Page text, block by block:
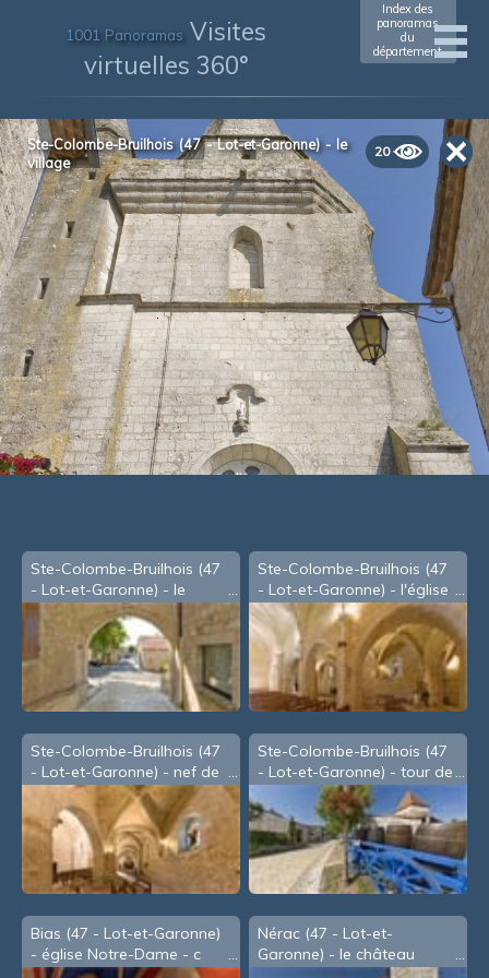
1001 Panoramas Visites
virtuelles 360°
Index des
panoramas
du
département
20
Ste-Colombe-Bruilhois (47 - Lot-et-Garonne) - le
village
Ste-Colombe-Bruilhois (47
- Lot-et-Garonne) - le
village
Ste-Colombe-Bruilhois (47
- Lot-et-Garonne) - l'église
Ste-Colombe-Bruilhois (47
- Lot-et-Garonne) - nef de
l'église
Ste-Colombe-Bruilhois (47
- Lot-et-Garonne) - tour de
Bias (47 - Lot-et-Garonne)
- église Notre-Dame - c
Nérac (47 - Lot-et-
Garonne) - le château